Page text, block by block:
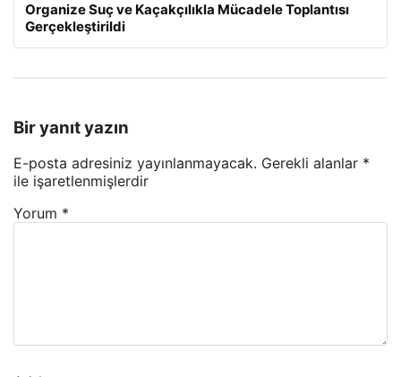
Organize Suç ve Kaçakçılıkla Mücadele Toplantısı
Gerçekleştirildi
Bir yanıt yazın
E-posta adresiniz yayınlanmayacak. Gerekli alanlar *
ile işaretlenmişlerdir
Yorum *